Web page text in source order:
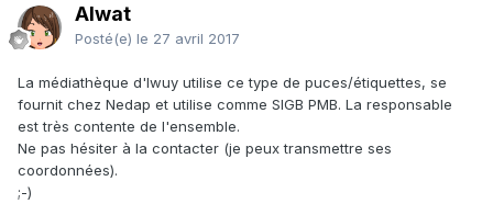
Alwat
Posté(e) le 27 avril 2017
La médiathèque d'Iwuy utilise ce type de puces/étiquettes, se
fournit chez Nedap et utilise comme SIGB PMB. La responsable
est très contente de l'ensemble.
Ne pas hésiter à la contacter (je peux transmettre ses
coordonnées).
;-)